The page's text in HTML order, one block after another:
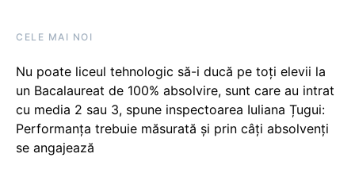
CELE MAI NOI
Nu poate liceul tehnologic să-i ducă pe toți elevii la
un Bacalaureat de 100% absolvire, sunt care au intrat
cu media 2 sau 3, spune inspectoarea Iuliana Țugui:
Performanța trebuie măsurată și prin câți absolvenți
se angajează